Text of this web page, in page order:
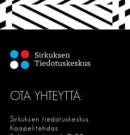
T
S
E
OTA YHTEYTTÄ:
Sirkuksen tiedotuskeskus
Kaapelitehdas